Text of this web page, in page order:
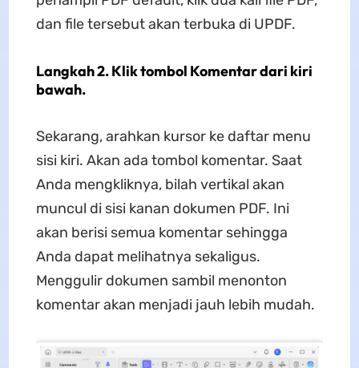
dan file tersebut akan terbuka di UPDF.
Langkah 2. Klik tombol Komentar dari kiri
bawah.
Sekarang, arahkan kursor ke daftar menu
sisi kiri. Akan ada tombol komentar. Saat
Anda mengkliknya, bilah vertikal akan
muncul di sisi kanan dokumen PDF. Ini
akan berisi semua komentar sehingga
Anda dapat melihatnya sekaligus.
Menggulir dokumen sambil menonton
komentar akan menjadi jauh lebih mudah.